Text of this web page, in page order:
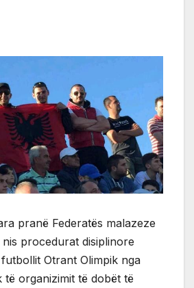
pranë Federatës malazeze
procedurat disiplinore
Otrant Olimpik nga
të organizimit të dobët të